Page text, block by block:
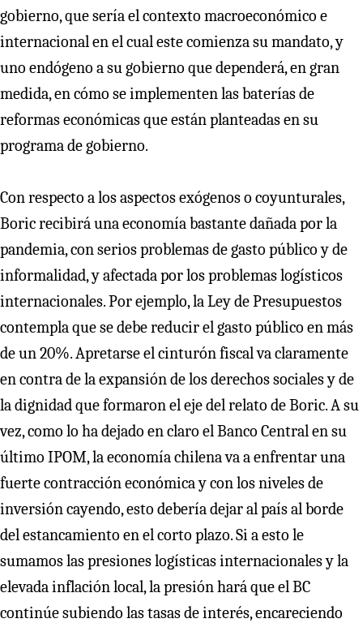
gobierno, que sería el contexto macroeconómico e
internacional en el cual este comienza su mandato, y
uno endógeno a su gobierno que dependerá, en gran
medida, en cómo se implementen las baterías de
reformas económicas que están planteadas en su
programa de gobierno.
Con respecto a los aspectos exógenos o coyunturales,
Boric recibirá una economía bastante dañada por la
pandemia, con serios problemas de gasto público y de
informalidad, y afectada por los problemas logísticos
internacionales. Por ejemplo, la Ley de Presupuestos
contempla que se debe reducir el gasto público en más
de un 20%. Apretarse el cinturón fiscal va claramente
en contra de la expansión de los derechos sociales y de
la dignidad que formaron el eje del relato de Boric. A su
vez, como lo ha dejado en claro el Banco Central en su
último IPOM, la economía chilena va a enfrentar una
fuerte contracción económica y con los niveles de
inversión cayendo, esto debería dejar al país al borde
del estancamiento en el corto plazo. Si a esto le
sumamos las presiones logísticas internacionales y la
elevada inflación local, la presión hará que el BC
continúe subiendo las tasas de interés, encareciendo